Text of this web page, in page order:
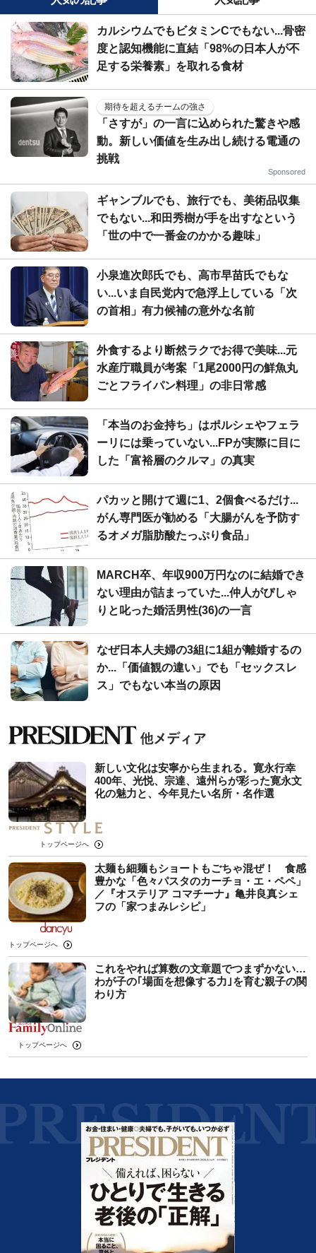
カルシウムでもビタミンCでもない...骨密
度と認知機能に直結「98%の日本人が不
足する栄養素」を取れる食材
期待を超えるチームの強さ
「さすが」の一言に込められた驚きや感
動。新しい価値を生み出し続ける電通の
挑戦
Sponsored
ギャンブルでも、旅行でも、美術品収集
でもない...和田秀樹が手を出すなという
「世の中で一番金のかかる趣味」
小泉進次郎氏でも、高市早苗氏でもな
い...いま自民党内で急浮上している「次
の首相」有力候補の意外な名前
外食するより断然ラクでお得で美味...元
水産庁職員が考案「1尾2000円の鮮魚丸
ごとフライパン料理」の非日常感
「本当のお金持ち」はポルシェやフェラ
ーリには乗っていない...FPが実際に目に
した「富裕層のクルマ」の真実
パカッと開けて週に1、2個食べるだけ...
がん専門医が勧める「大腸がんを予防す
るオメガ脂肪酸たっぷり食品」
MARCH卒、年収900万円なのに結婚でき
ない理由が詰まっていた...仲人がぴしゃ
りと叱った婚活男性(36)の一言
なぜ日本人夫婦の3組に1組が離婚するの
か...「価値観の違い」でも「セックスレ
ス」でもない本当の原因
新しい文化は安寧から生まれる。寛永行幸
400年、光悦、宗達、遠州らが彩った寛永文
化の魅力と、今年見たい名所・名作選
トップページへ
太麺も細麺もショートもごちゃ混ぜ！ 食感
豊かな「色々パスタのカーチョ・エ・ペペ」
／『オステリア コマチーナ』亀井良真シェ
フの「家つまみレシピ」
トップページへ
これをやれば算数の文章題でつまずかない…
わが子の｢場面を想像する力｣を育む親子の関
わり方
トップページへ